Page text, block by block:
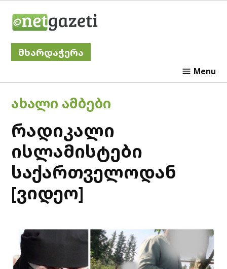
მხარდაჭერა
Menu
POSTED
IN
ᲐᲮᲐᲚᲘ ᲐᲛᲑᲔᲑᲘ
რადიკალი
ისლამისტები
საქართველოდან
[ვიდეო]